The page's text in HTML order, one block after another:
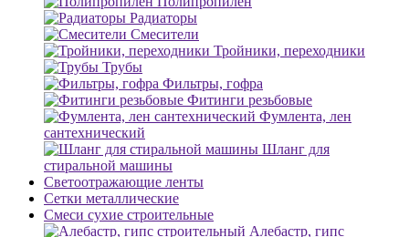
Радиаторы
Смесители
Тройники, переходники
Трубы
Фильтры, гофра
Фитинги резьбовые
Фумлента, лен
сантехнический
Шланг для
стиральной машины
Светоотражающие ленты
Сетки металлические
Смеси сухие строительные
Алебастр, гипс